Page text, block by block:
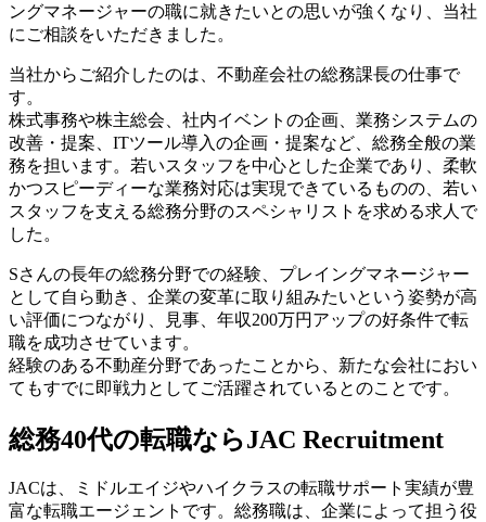
ングマネージャーの職に就きたいとの思いが強くなり、当社
にご相談をいただきました。
当社からご紹介したのは、不動産会社の総務課長の仕事で
す。
株式事務や株主総会、社内イベントの企画、業務システムの
改善・提案、ITツール導入の企画・提案など、総務全般の業
務を担います。若いスタッフを中心とした企業であり、柔軟
かつスピーディーな業務対応は実現できているものの、若い
スタッフを支える総務分野のスペシャリストを求める求人で
した。
Sさんの長年の総務分野での経験、プレイングマネージャー
として自ら動き、企業の変革に取り組みたいという姿勢が高
い評価につながり、見事、年収200万円アップの好条件で転
職を成功させています。
経験のある不動産分野であったことから、新たな会社におい
てもすでに即戦力としてご活躍されているとのことです。
総務40代の転職ならJAC Recruitment
JACは、ミドルエイジやハイクラスの転職サポート実績が豊
富な転職エージェントです。総務職は、企業によって担う役